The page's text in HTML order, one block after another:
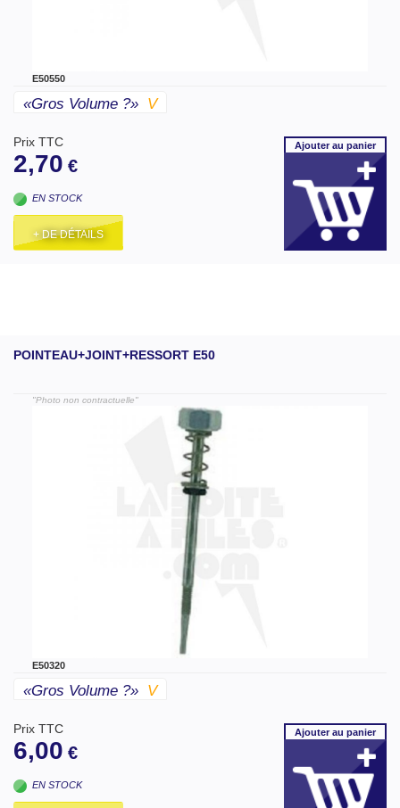
E50550
«gros Volume ?» V
Prix TTC
2,70 €
EN STOCK
+ DE DÉTAILS
Ajouterau panier
POINTEAU+JOINT+RESSORT E50
"Photo non contractuelle"
E50320
«gros Volume ?» V
Prix TTC
6,00 €
EN STOCK
Ajouterau panier